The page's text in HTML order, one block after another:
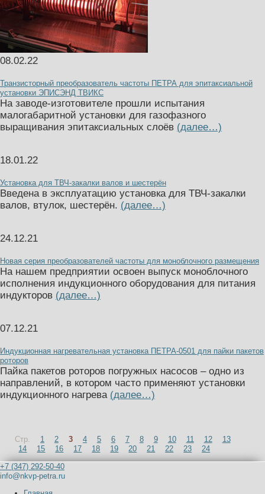
08.02.22
Транзисторный преобразователь частоты ПЕТРА для эпитаксиальной
установки ЭПИСЭНД ТВИКС
На заводе-изготовителе прошли испытания
малогабаритной установки для газофазного
выращивания эпитаксиальных слоёв (далее…)
18.01.22
Установка для ТВЧ-закалки валов и шестерён
Введена в эксплуатацию установка для ТВЧ-закалки
валов, втулок, шестерён. (далее…)
24.12.21
Новая серия преобразователей частоты для моноблочного размещения
На нашем предприятии освоен выпуск моноблочного
исполнения индукционного оборудования для питания
индукторов (далее…)
07.12.21
Индукционная нагревательная установка ПЕТРА-0501 для пайки пакетов
роторов
Пайка пакетов роторов погружных насосов – одно из
направлений, в котором часто применяют установки
индукционного нагрева (далее…)
Стр. 1 2 3 4 5 6 7 8 9 10 11 12
13
14
15 16 17 18 19 20 21 22 23
24
+7 (347) 292-50-40
info@nkvp-petra.ru